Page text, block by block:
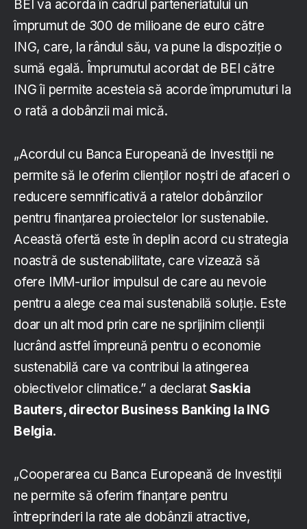
BEI va acorda în cadrul parteneriatului un
împrumut de 300 de milioane de euro către
ING, care, la rândul său, va pune la dispoziție o
sumă egală. Împrumutul acordat de BEI către
ING îi permite acesteia să acorde împrumuturi la
o rată a dobânzii mai mică.
„Acordul cu Banca Europeană de Investiții ne
permite să le oferim clienților noștri de afaceri o
reducere semnificativă a ratelor dobânzilor
pentru finanțarea proiectelor lor sustenabile.
Această ofertă este în deplin acord cu strategia
noastră de sustenabilitate, care vizează să
ofere IMM-urilor impulsul de care au nevoie
pentru a alege cea mai sustenabilă soluție. Este
doar un alt mod prin care ne sprijinim clienții
lucrând astfel împreună pentru o economie
sustenabilă care va contribui la atingerea
obiectivelor climatice.” a declarat Saskia
Bauters, director Business Banking la ING
Belgia.
„Cooperarea cu Banca Europeană de Investiții
ne permite să oferim finanțare pentru
întreprinderi la rate ale dobânzii atractive,